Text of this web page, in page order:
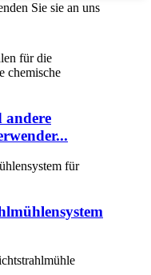
Sie sie an uns
andere